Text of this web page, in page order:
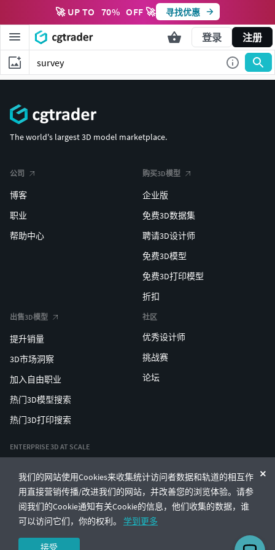
🚀 UP TO 70% OFF 🚀 寻找优惠
登录 注册
我们的网站使用Cookies来收集统计访问者数据和轨道的相互作
用直接营销传播/改进我们的网站，并改善您的浏览体验。请参
阅我们的Cookie通知有关Cookie的信息，他们收集的数据，谁
可以访问它们，你的权利。 学到更多
接受
The world's largest 3D model marketplace.
公司
博客
职业
帮助中心
购买3D模型
企业版
免费3D数据集
聘请3D设计师
免费3D模型
免费3D打印模型
折扣
出售3D模型
提升销量
3D市场洞察
加入自由职业
热门3D模型搜索
热门3D打印搜索
社区
优秀设计师
挑战赛
论坛
ENTERPRISE 3D AT SCALE
© CGTrader 2011-2026
UAB CGTrader, Antakalnio st. 17, Vilnius, Lithuania
条款与条件隐私🇨🇳 中文